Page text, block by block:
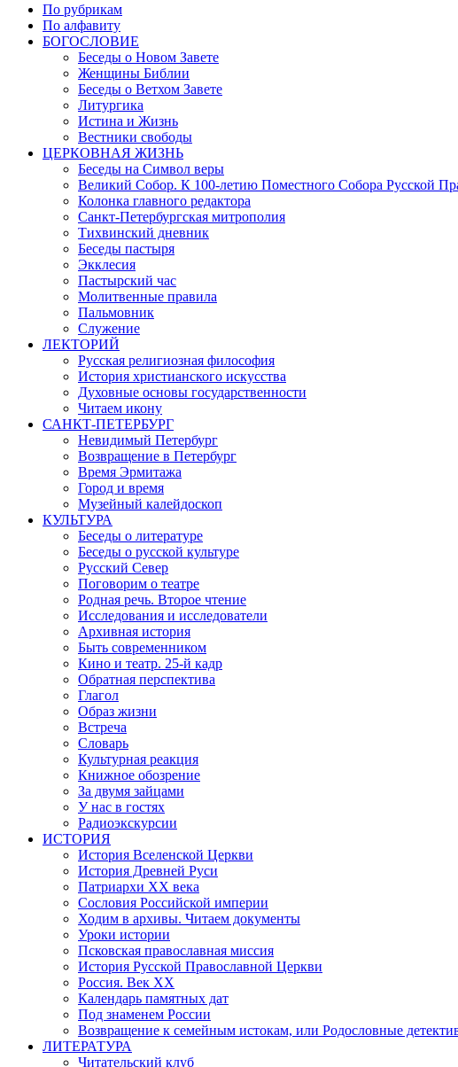
По рубрикам
По алфавиту
БОГОСЛОВИЕ
Беседы о Новом Завете
Женщины Библии
Беседы о Ветхом Завете
Литургика
Истина и Жизнь
Вестники свободы
ЦЕРКОВНАЯ ЖИЗНЬ
Беседы на Символ веры
Великий Собор. К 100-летию Поместного Собора Русской
Колонка главного редактора
Санкт-Петербургская митрополия
Тихвинский дневник
Беседы пастыря
Экклесия
Пастырский час
Молитвенные правила
Пальмовник
Служение
ЛЕКТОРИЙ
Русская религиозная философия
История христианского искусства
Духовные основы государственности
Читаем икону
САНКТ-ПЕТЕРБУРГ
Невидимый Петербург
Возвращение в Петербург
Время Эрмитажа
Город и время
Музейный калейдоскоп
КУЛЬТУРА
Беседы о литературе
Беседы о русской культуре
Русский Север
Поговорим о театре
Родная речь. Второе чтение
Исследования и исследователи
Архивная история
Быть современником
Кино и театр. 25-й кадр
Обратная перспектива
Глагол
Образ жизни
Встреча
Словарь
Культурная реакция
Книжное обозрение
За двумя зайцами
У нас в гостях
Радиоэкскурсии
ИСТОРИЯ
История Вселенской Церкви
История Древней Руси
Патриархи XX века
Сословия Российской империи
Ходим в архивы. Читаем документы
Уроки истории
Псковская православная миссия
История Русской Православной Церкви
Россия. Век ХХ
Календарь памятных дат
Под знаменем России
Возвращение к семейным истокам, или Родословные
ЛИТЕРАТУРА
Читательский клуб